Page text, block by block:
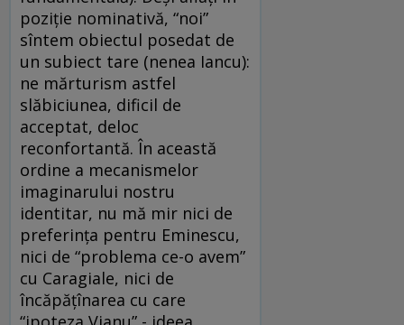
poziţie nominativă, “noi”
sîntem obiectul posedat de
un subiect tare (nenea Iancu):
ne mărturism astfel
slăbiciunea, dificil de
acceptat, deloc
reconfortantă. În această
ordine a mecanismelor
imaginarului nostru
identitar, nu mă mir nici de
preferinţa pentru Eminescu,
nici de “problema ce-o avem”
cu Caragiale, nici de
încăpăţînarea cu care